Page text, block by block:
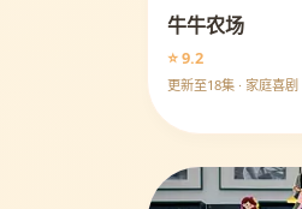
牛牛农场
⭐ 9.2
更新至18集 · 家庭喜剧